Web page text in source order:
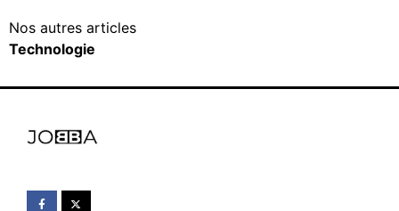
Nos autres articles
Technologie